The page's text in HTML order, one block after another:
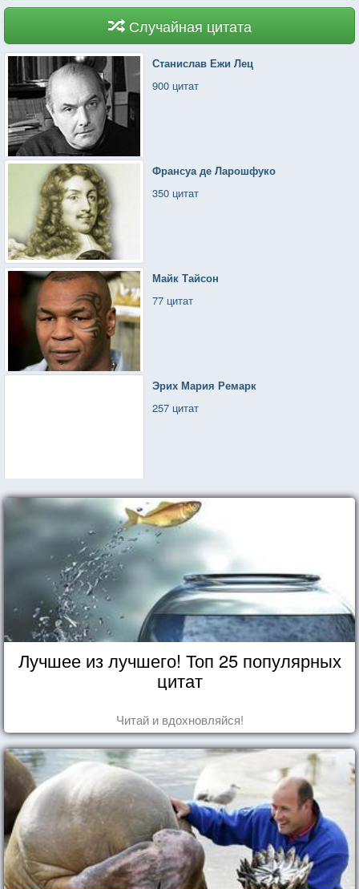
Случайная цитата
Станислав Ежи Лец
900 цитат
Франсуа де Ларошфуко
350 цитат
Майк Тайсон
77 цитат
Эрих Мария Ремарк
257 цитат
Лучшее из лучшего! Топ 25 популярных
цитат
Читай и вдохновляйся!